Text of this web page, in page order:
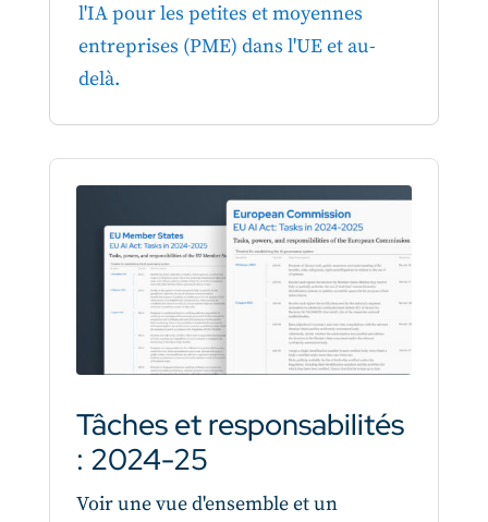
l'IA pour les petites et moyennes
entreprises (PME) dans l'UE et au-
delà.
Tâches et responsabilités
: 2024-25
Voir une vue d'ensemble et un